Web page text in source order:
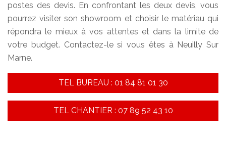
postes des devis. En confrontant les deux devis, vous
pourrez visiter son showroom et choisir le matériau qui
répondra le mieux à vos attentes et dans la limite de
votre budget. Contactez-le si vous êtes à Neuilly Sur
Marne.
TEL BUREAU : 01 84 81 01 30
TEL CHANTIER : 07 89 52 43 10